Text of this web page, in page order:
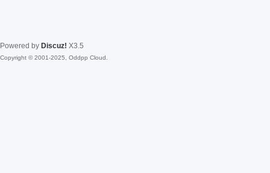
Powered by Discuz! X3.5
Copyright © 2001-2025, Oddpp Cloud.